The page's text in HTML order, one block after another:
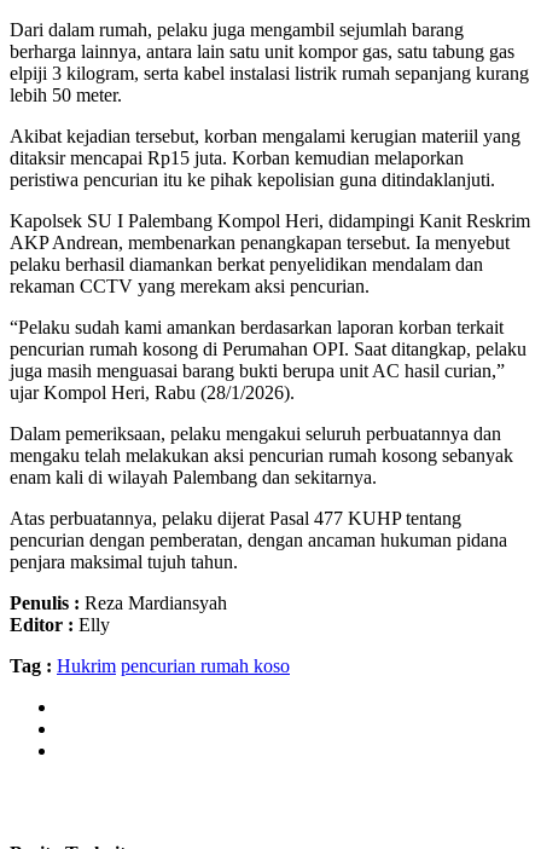
Dari dalam rumah, pelaku juga mengambil sejumlah barang
berharga lainnya, antara lain satu unit kompor gas, satu tabung gas
elpiji 3 kilogram, serta kabel instalasi listrik rumah sepanjang kurang
lebih 50 meter.
Akibat kejadian tersebut, korban mengalami kerugian materiil yang
ditaksir mencapai Rp15 juta. Korban kemudian melaporkan
peristiwa pencurian itu ke pihak kepolisian guna ditindaklanjuti.
Kapolsek SU I Palembang Kompol Heri, didampingi Kanit Reskrim
AKP Andrean, membenarkan penangkapan tersebut. Ia menyebut
pelaku berhasil diamankan berkat penyelidikan mendalam dan
rekaman CCTV yang merekam aksi pencurian.
“Pelaku sudah kami amankan berdasarkan laporan korban terkait
pencurian rumah kosong di Perumahan OPI. Saat ditangkap, pelaku
juga masih menguasai barang bukti berupa unit AC hasil curian,”
ujar Kompol Heri, Rabu (28/1/2026).
Dalam pemeriksaan, pelaku mengakui seluruh perbuatannya dan
mengaku telah melakukan aksi pencurian rumah kosong sebanyak
enam kali di wilayah Palembang dan sekitarnya.
Atas perbuatannya, pelaku dijerat Pasal 477 KUHP tentang
pencurian dengan pemberatan, dengan ancaman hukuman pidana
penjara maksimal tujuh tahun.
Penulis : Reza Mardiansyah
Editor : Elly
Tag : Hukrim pencurian rumah koso